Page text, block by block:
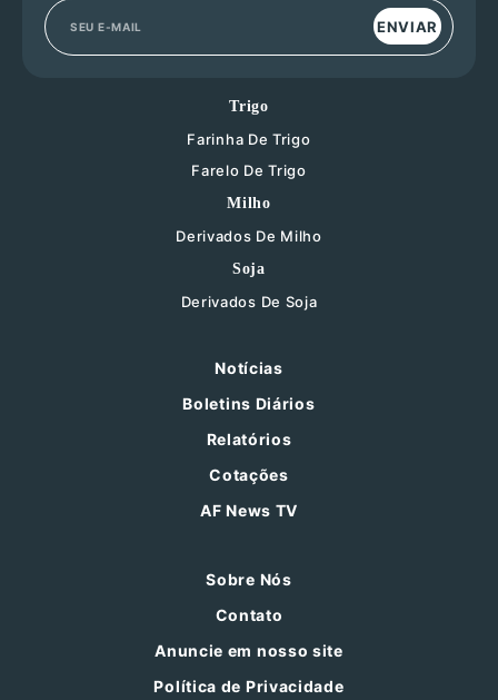
ENVIAR
Trigo
Farinha De Trigo
Farelo De Trigo
Milho
Derivados De Milho
Soja
Derivados De Soja
Notícias
Boletins Diários
Relatórios
Cotações
AF News TV
Sobre Nós
Contato
Anuncie em nosso site
Política de Privacidade